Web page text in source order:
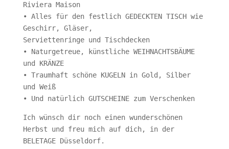
Riviera Maison
• Alles für den festlich GEDECKTEN TISCH wie
Geschirr, Gläser,
Serviettenringe und Tischdecken
• Naturgetreue, künstliche WEIHNACHTSBÄUME
und KRÄNZE
• Traumhaft schöne KUGELN in Gold, Silber
und Weiß
• Und natürlich GUTSCHEINE zum Verschenken
Ich wünsch dir noch einen wunderschönen
Herbst und freu mich auf dich, in der
BELETAGE Düsseldorf.